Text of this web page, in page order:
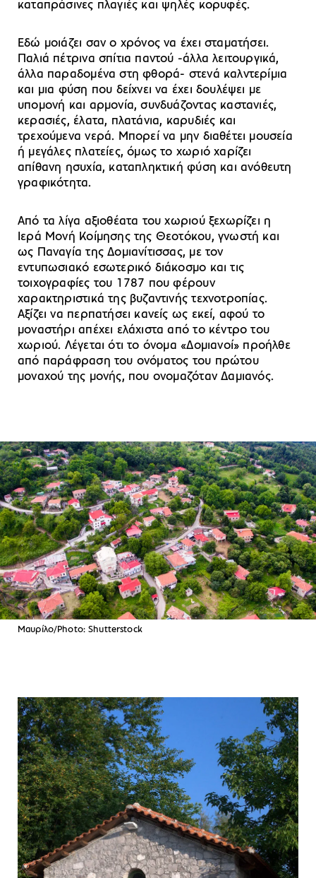
καταπράσινες πλαγιές και ψηλές κορυφές.
Εδώ μοιάζει σαν ο χρόνος να έχει σταματήσει.
Παλιά πέτρινα σπίτια παντού -άλλα λειτουργικά,
άλλα παραδομένα στη φθορά- στενά καλντερίμια
και μια φύση που δείχνει να έχει δουλέψει με
υπομονή και αρμονία, συνδυάζοντας καστανιές,
κερασιές, έλατα, πλατάνια, καρυδιές και
τρεχούμενα νερά. Μπορεί να μην διαθέτει μουσεία
ή μεγάλες πλατείες, όμως το χωριό χαρίζει
απίθανη ησυχία, καταπληκτική φύση και ανόθευτη
γραφικότητα.
Από τα λίγα αξιοθέατα του χωριού ξεχωρίζει η
Ιερά Μονή Κοίμησης της Θεοτόκου, γνωστή και
ως Παναγία της Δομιανίτισσας, με τον
εντυπωσιακό εσωτερικό διάκοσμο και τις
τοιχογραφίες του 1787 που φέρουν
χαρακτηριστικά της βυζαντινής τεχνοτροπίας.
Αξίζει να περπατήσει κανείς ως εκεί, αφού το
μοναστήρι απέχει ελάχιστα από το κέντρο του
χωριού. Λέγεται ότι το όνομα «Δομιανοί» προήλθε
από παράφραση του ονόματος του πρώτου
μοναχού της μονής, που ονομαζόταν Δαμιανός.
Μαυρίλο/Photo: Shutterstock